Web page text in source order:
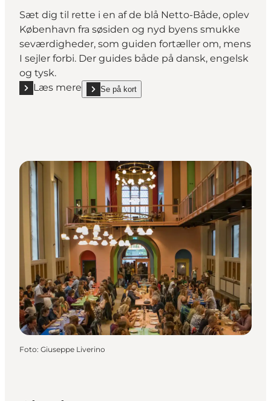
Sæt dig til rette i en af de blå Netto-Både, oplev
København fra søsiden og nyd byens smukke
seværdigheder, som guiden fortæller om, mens
I sejler forbi. Der guides både på dansk, engelsk
og tysk.
Læs mere
Læs mere "Netto-bådene"
Se på kort
show Netto-bådene on_map
Foto: Giuseppe Liverino